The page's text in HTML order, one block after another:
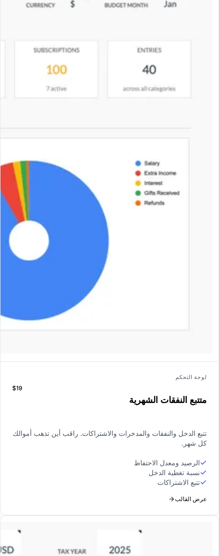
لوحة التحكم
متتبع النفقات الشهرية
$19
تتبع الدخل والنفقات والمدخرات والاشتراكات. راقب أين تذهب أموالك
كل شهر.
الرصيد ومعدل الاحتفاظ
نسبة تغطية الدخل
تتبع الاشتراكات
عرض القالب